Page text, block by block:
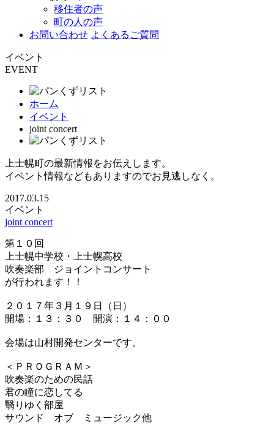
移住者の声
町の人の声
お問い合わせ よくあるご質問
イベント
EVENT
ホーム
イベント
joint concert
上士幌町の最新情報をお伝えします。
イベント情報などもありますのでお見逃しなく。
2017.03.15
イベント
joint concert
第１０回
上士幌中学校・上士幌高校
吹奏楽部 ジョイントコンサート
が行われます！！
２０１７年３月１９日（日）
開場：１３：３０ 開演：１４：００
会場は山村開発センターです。
＜ＰＲＯＧＲＡＭ＞
吹奏楽のための民話
君の瞳に恋してる
翳りゆく部屋
サウンド オブ ミュージック他